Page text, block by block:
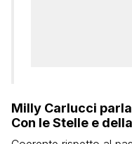
Milly Carlucci
Con le Stelle e